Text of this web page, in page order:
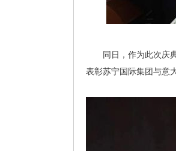
同日，作为此次庆典
表彰苏宁国际集团与意